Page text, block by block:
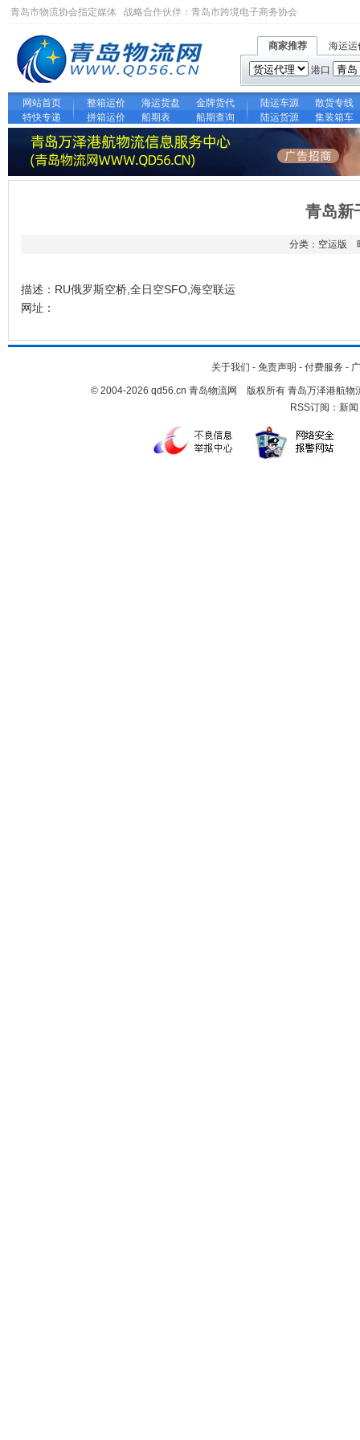
青岛市物流协会指定媒体 战略合作伙伴： 青岛市跨境电子商务协会
商家推荐 海运运
港口
网站首页 整箱运价 海运货盘 金牌货代 陆运车源
散货专线
特快专递
拼箱运价 船期表 船期查询 陆运货源 集装箱车
青岛新
分类：空运版
描述：RU俄罗斯空桥,全日空SFO,海空联运
网址：
关于我们 - 免责声明 - 付费服务 -
© 2004-2026 qd56.cn 青岛物流网 版权所有 青岛万泽港航物
RSS订阅： 新闻